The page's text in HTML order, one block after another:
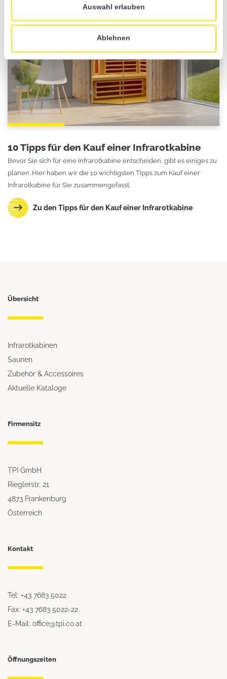
Auswahl erlauben
Ablehnen
10 Tipps für den Kauf einer Infrarotkabine
Bevor Sie sich für eine Infrarotkabine entscheiden, gibt es einiges zu
planen. Hier haben wir die 10 wichtigsten Tipps zum Kauf einer
Infrarotkabine für Sie zusammengefasst.
Zu den Tipps für den Kauf einer Infrarotkabine
Übersicht
Infrarotkabinen
Saunen
Zubehör & Accessoires
Aktuelle Kataloge
Firmensitz
TPI GmbH
Rieglerstr. 21
4873 Frankenburg
Österreich
Kontakt
Tel: +43 7683 5022
Fax: +43 7683 5022-22
E-Mail: office@tpi.co.at
Öffnungszeiten